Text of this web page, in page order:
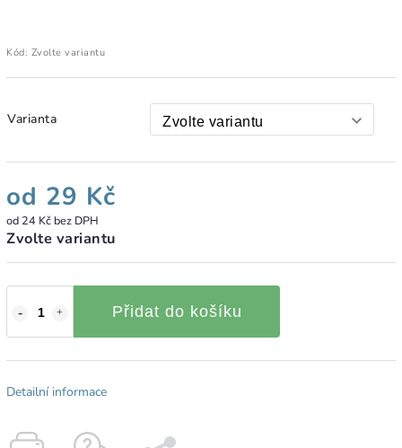
Kód: Zvolte variantu
Varianta
od 29 Kč
od 24 Kč bez DPH
Zvolte variantu
Přidat do košíku
Detailní informace